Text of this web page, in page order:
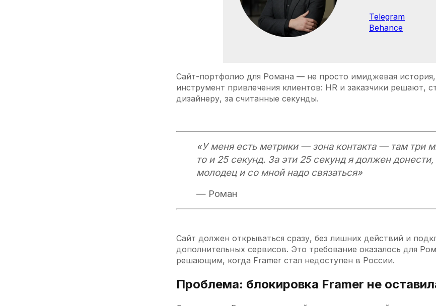
Telegram
Behance
Сайт-портфолио для Романа — не просто имиджевая
инструмент привлечения клиентов: HR и заказчики решают,
дизайнеру, за считанные секунды.
«У меня есть метрики — зона контакта — там три
то и 25 секунд. За эти 25 секунд я должен
молодец и со мной надо связаться»
— Роман
Сайт должен открываться сразу, без лишних действий и
дополнительных сервисов. Это требование оказалось для
решающим, когда Framer стал недоступен в России.
Проблема: блокировка Framer не